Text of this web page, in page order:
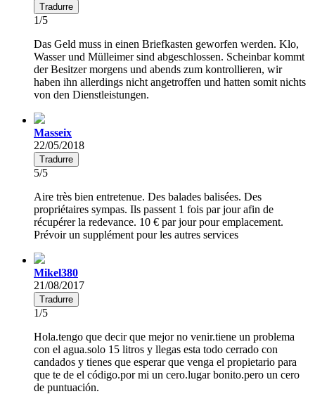
Tradurre
1/5
Das Geld muss in einen Briefkasten geworfen werden. Klo,
Wasser und Mülleimer sind abgeschlossen. Scheinbar kommt
der Besitzer morgens und abends zum kontrollieren, wir
haben ihn allerdings nicht angetroffen und hatten somit nichts
von den Dienstleistungen.
Masseix
22/05/2018
Tradurre
5/5
Aire très bien entretenue. Des balades balisées. Des
propriétaires sympas. Ils passent 1 fois par jour afin de
récupérer la redevance. 10 € par jour pour emplacement.
Prévoir un supplément pour les autres services
Mikel380
21/08/2017
Tradurre
1/5
Hola.tengo que decir que mejor no venir.tiene un problema
con el agua.solo 15 litros y llegas esta todo cerrado con
candados y tienes que esperar que venga el propietario para
que te de el código.por mi un cero.lugar bonito.pero un cero
de puntuación.